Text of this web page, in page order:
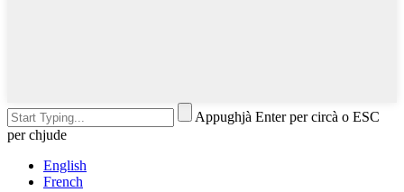
Appughjà Enter per circà o ESC
per chjude
English
French